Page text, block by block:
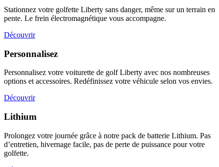
Stationnez votre golfette Liberty sans danger, même sur un terrain en
pente. Le frein électromagnétique vous accompagne.
Découvrir
Personnalisez
Personnalisez votre voiturette de golf Liberty avec nos nombreuses
options et accessoires. Redéfinissez votre véhicule selon vos envies.
Découvrir
Lithium
Prolongez votre journée grâce à notre pack de batterie Lithium. Pas
d’entretien, hivernage facile, pas de perte de puissance pour votre
golfette.